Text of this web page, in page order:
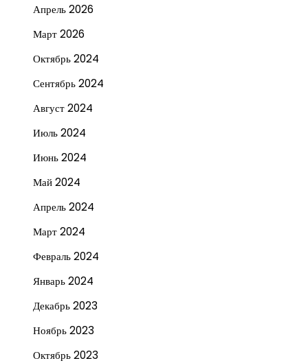
Апрель 2026
Март 2026
Октябрь 2024
Сентябрь 2024
Август 2024
Июль 2024
Июнь 2024
Май 2024
Апрель 2024
Март 2024
Февраль 2024
Январь 2024
Декабрь 2023
Ноябрь 2023
Октябрь 2023